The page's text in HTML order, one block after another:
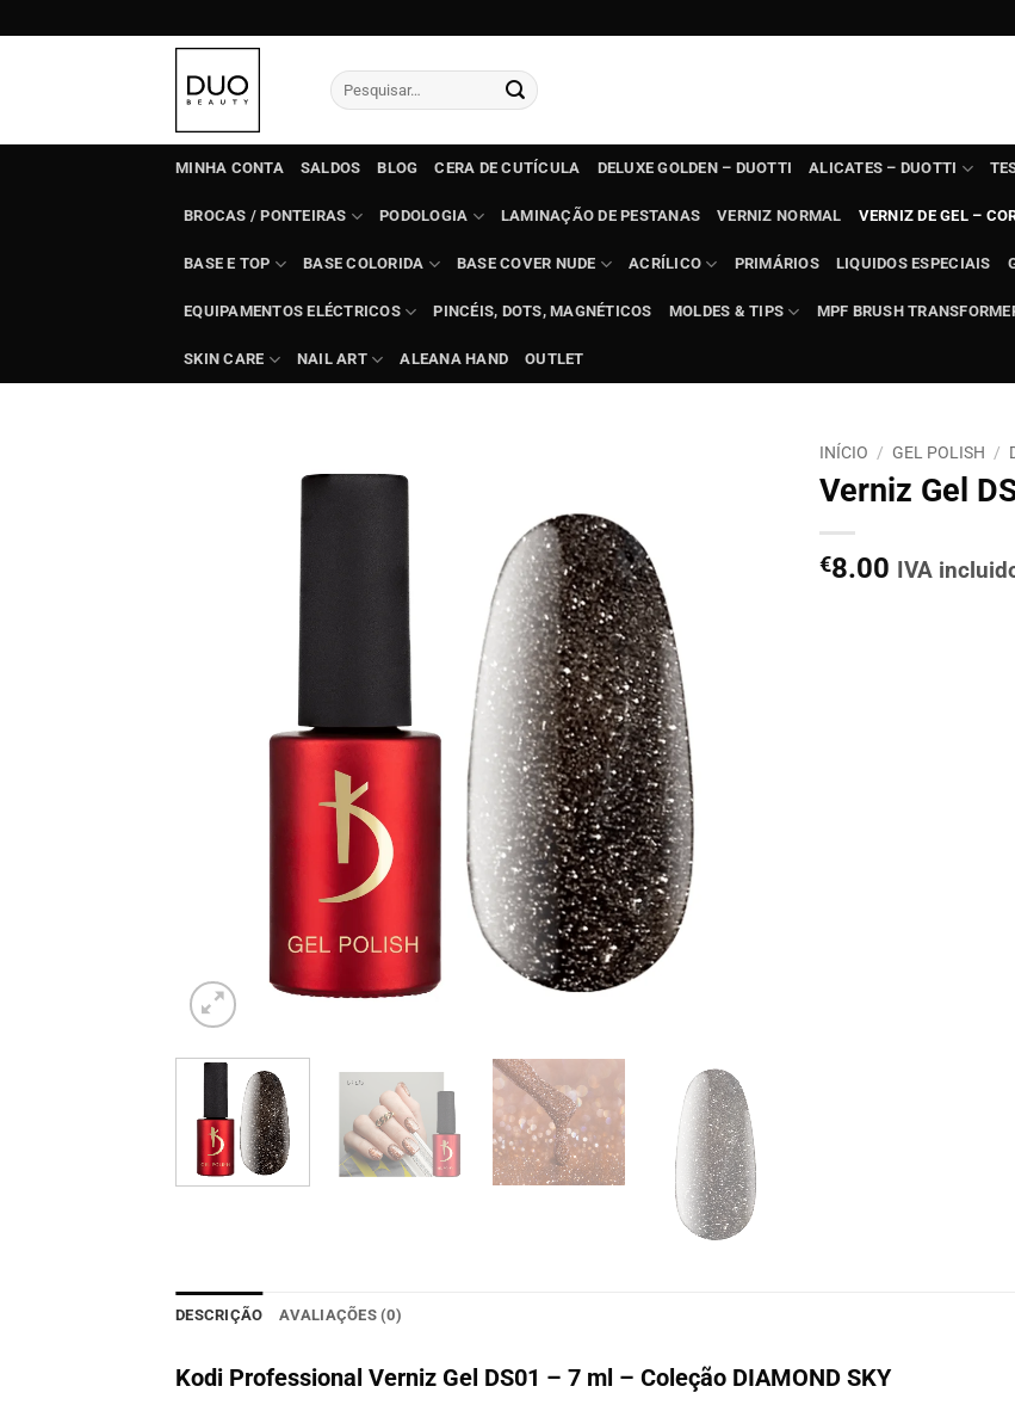
to
Pesquisar
por:
MINHA CONTA SALDOS BLOG CERA DE CUTÍCULA DELUXE GOLDEN – DUOTTI ALICATES – DUOTTI
BROCAS / PONTEIRAS PODOLOGIA LAMINAÇÃO DE PESTANAS VERNIZ NORMAL VERNIZ DE GEL –
BASE E TOP BASE COLORIDA BASE COVER NUDE ACRÍLICO PRIMÁRIOS LIQUIDOS ESPECIAIS
EQUIPAMENTOS ELÉCTRICOS PINCÉIS, DOTS, MAGNÉTICOS MOLDES & TIPS MPF BRUSH
SKIN CARE NAIL ART ALEANA HAND OUTLET
INÍCIO / GEL POLISH /
Verniz Gel
€8.00 IVA
DESCRIÇÃO AVALIAÇÕES (0)
Kodi Professional Verniz Gel DS01 – 7 ml – Coleção DIAMOND SKY